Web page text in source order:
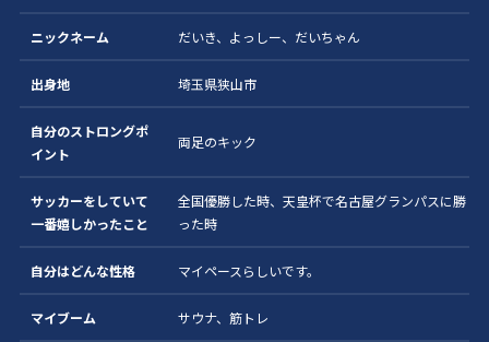
ニックネーム だいき、よっしー、だいちゃん
出身地 埼玉県狭山市
自分のストロングポ
イント
両足のキック
サッカーをしていて
一番嬉しかったこと
全国優勝した時、天皇杯で名古屋グランパスに勝
った時
自分はどんな性格 マイペースらしいです。
マイブーム サウナ、筋トレ